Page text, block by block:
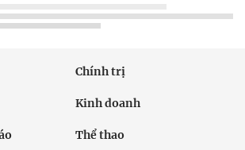
Chính trị
Kinh doanh
Thể thao